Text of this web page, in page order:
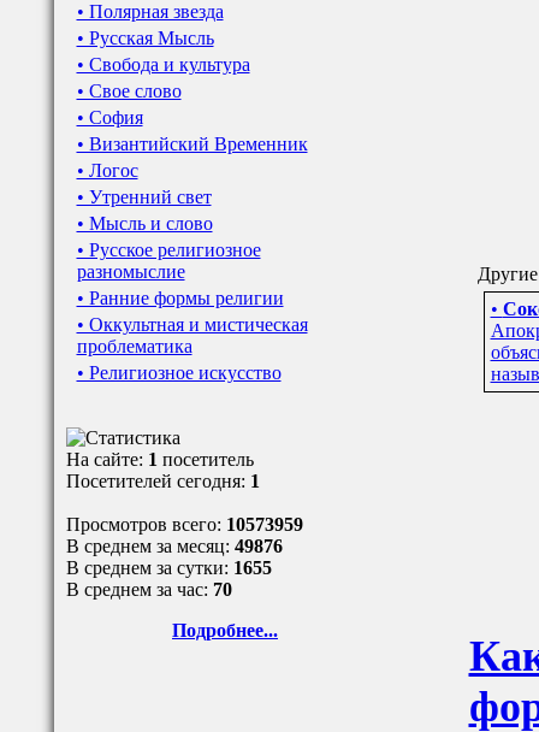
• Полярная звезда
• Русская Мысль
• Свобода и культура
• Свое слово
• София
• Византийский Временник
• Логос
• Утренний свет
• Мысль и слово
• Русское религиозное
разномыслие
• Ранние формы религии
• Оккультная и мистическая
проблематика
• Религиозное искусство
На сайте: 1 посетитель
Посетителей сегодня: 1
Просмотров всего: 10573959
В среднем за месяц: 49876
В среднем за сутки: 1655
В среднем за час: 70
Подробнее...
•